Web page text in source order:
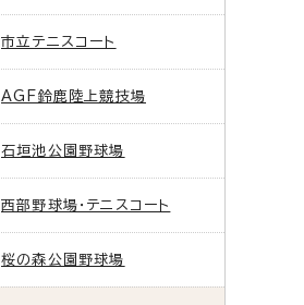
市立テニスコート
AGF鈴鹿陸上競技場
石垣池公園野球場
西部野球場・テニスコート
桜の森公園野球場